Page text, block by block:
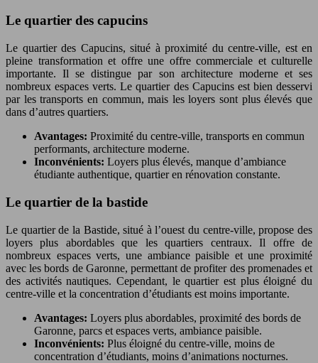
Le quartier des capucins
Le quartier des Capucins, situé à proximité du centre-ville, est en
pleine transformation et offre une offre commerciale et culturelle
importante. Il se distingue par son architecture moderne et ses
nombreux espaces verts. Le quartier des Capucins est bien desservi
par les transports en commun, mais les loyers sont plus élevés que
dans d’autres quartiers.
Avantages: Proximité du centre-ville, transports en commun
performants, architecture moderne.
Inconvénients: Loyers plus élevés, manque d’ambiance
étudiante authentique, quartier en rénovation constante.
Le quartier de la bastide
Le quartier de la Bastide, situé à l’ouest du centre-ville, propose des
loyers plus abordables que les quartiers centraux. Il offre de
nombreux espaces verts, une ambiance paisible et une proximité
avec les bords de Garonne, permettant de profiter des promenades et
des activités nautiques. Cependant, le quartier est plus éloigné du
centre-ville et la concentration d’étudiants est moins importante.
Avantages: Loyers plus abordables, proximité des bords de
Garonne, parcs et espaces verts, ambiance paisible.
Inconvénients: Plus éloigné du centre-ville, moins de
concentration d’étudiants, moins d’animations nocturnes.